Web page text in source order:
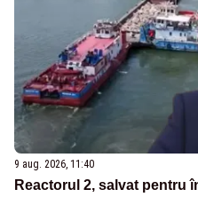
9 aug. 2026, 11:40
Reactorul 2, salvat pentru